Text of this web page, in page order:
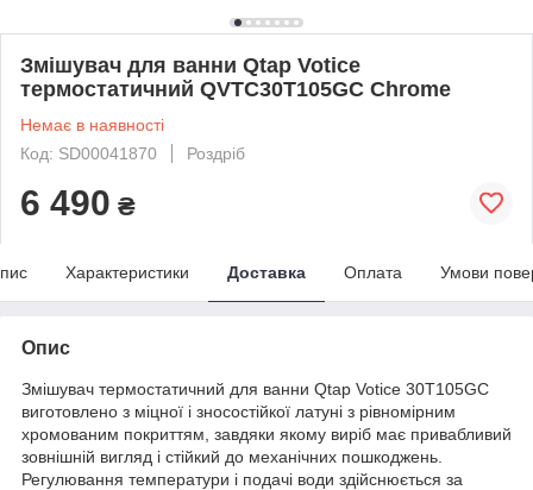
Змішувач для ванни Qtap Votice
термостатичний QVTC30T105GC Chrome
Немає в наявності
Код: SD00041870
Роздріб
6 490 ₴
Характеристики Доставка Оплата Умови
Опис
Змішувач термостатичний для ванни Qtap Votice 30T105GC
виготовлено з міцної і зносостійкої латуні з рівномірним
хромованим покриттям, завдяки якому виріб має привабливий
зовнішній вигляд і стійкий до механічних пошкоджень.
Регулювання температури і подачі води здійснюється за